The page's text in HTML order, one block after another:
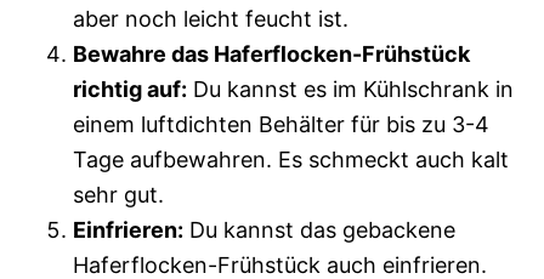
aber noch leicht feucht ist.
Bewahre das Haferflocken-Frühstück
richtig auf: Du kannst es im Kühlschrank in
einem luftdichten Behälter für bis zu 3-4
Tage aufbewahren. Es schmeckt auch kalt
sehr gut.
Einfrieren: Du kannst das gebackene
Haferflocken-Frühstück auch einfrieren.